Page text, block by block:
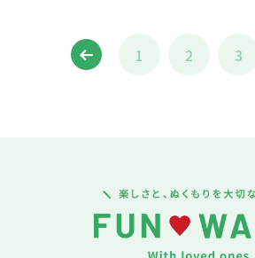
1 2 3